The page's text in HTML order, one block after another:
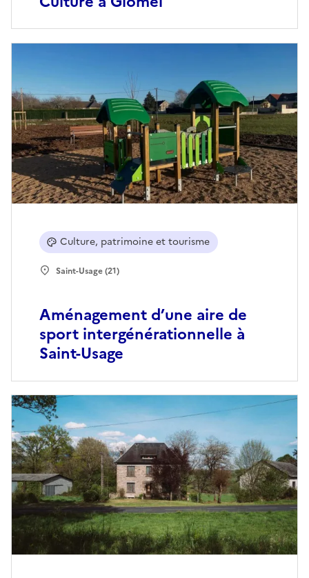
Aménagement d’une aire de
sport intergénérationnelle à
Saint-Usage
Culture, patrimoine et tourisme
Saint-Usage (21)